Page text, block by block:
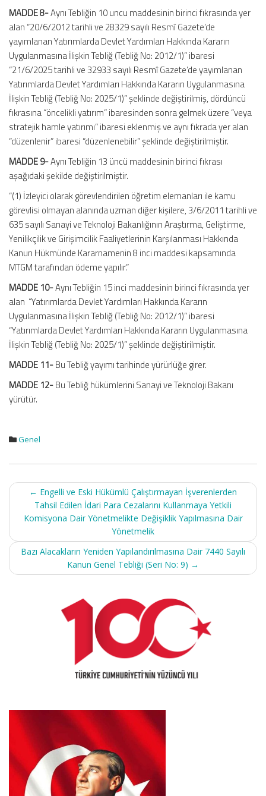
MADDE 8-Aynı Tebliğin 10 uncu maddesinin birinci fıkrasında yer
alan “20/6/2012 tarihli ve 28329 sayılı Resmî Gazete’de
yayımlanan Yatırımlarda Devlet Yardımları Hakkında Kararın
Uygulanmasına İlişkin Tebliğ (Tebliğ No: 2012/1)” ibaresi
“21/6/2025 tarihli ve 32933 sayılı Resmî Gazete’de yayımlanan
Yatırımlarda Devlet Yardımları Hakkında Kararın Uygulanmasına
İlişkin Tebliğ (Tebliğ No: 2025/1)” şeklinde değiştirilmiş, dördüncü
fıkrasına “öncelikli yatırım” ibaresinden sonra gelmek üzere “veya
stratejik hamle yatırımı” ibaresi eklenmiş ve aynı fıkrada yer alan
“düzenlenir” ibaresi “düzenlenebilir” şeklinde değiştirilmiştir.
MADDE 9-Aynı Tebliğin 13 üncü maddesinin birinci fıkrası
aşağıdaki şekilde değiştirilmiştir.
“(1) İzleyici olarak görevlendirilen öğretim elemanları ile kamu
görevlisi olmayan alanında uzman diğer kişilere, 3/6/2011 tarihli ve
635 sayılı Sanayi ve Teknoloji Bakanlığının Araştırma, Geliştirme,
Yenilikçilik ve Girişimcilik Faaliyetlerinin Karşılanması Hakkında
Kanun Hükmünde Kararnamenin 8 inci maddesi kapsamında
MTGM tarafından ödeme yapılır.”
MADDE 10-Aynı Tebliğin 15 inci maddesinin birinci fıkrasında yer
alan “Yatırımlarda Devlet Yardımları Hakkında Kararın
Uygulanmasına İlişkin Tebliğ (Tebliğ No: 2012/1)” ibaresi
“Yatırımlarda Devlet Yardımları Hakkında Kararın Uygulanmasına
İlişkin Tebliğ (Tebliğ No: 2025/1)” şeklinde değiştirilmiştir.
MADDE 11-Bu Tebliğ yayımı tarihinde yürürlüğe girer.
MADDE 12-Bu Tebliğ hükümlerini Sanayi ve Teknoloji Bakanı
yürütür.
Genel
Post
navigation
← Engelli ve Eski Hükümlü Çalıştırmayan İşverenlerden
Tahsil Edilen İdari Para Cezalarını Kullanmaya Yetkili
Komisyona Dair Yönetmelikte Değişiklik Yapılmasına Dair
Yönetmelik
Bazı Alacakların Yeniden Yapılandırılmasına Dair 7440 Sayılı
Kanun Genel Tebliği (Seri No: 9) →